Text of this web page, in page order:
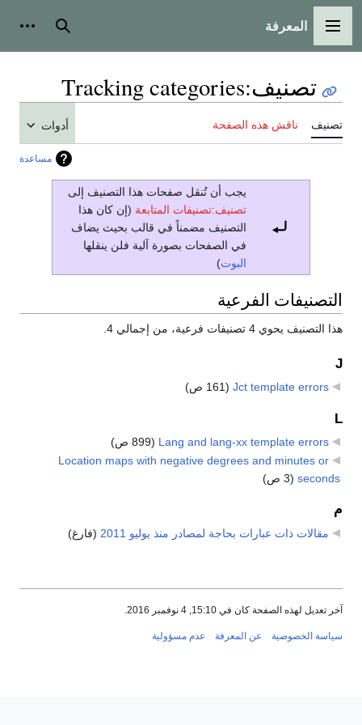
القائمة الرئيسية
المعرفة بحث
تصنيف:
Tracking categories
تصنيف ناقش هذه الصفحة أدوات
مساعدة
يجب أن تُنقل صفحات هذا التصنيف إلى
تصنيف:تصنيفات المتابعة (إن كان هذا
التصنيف مضمناً في قالب بحيث يضاف
في الصفحات بصورة آلية فلن ينقلها
البوت)
التصنيفات الفرعية
هذا التصنيف يحوي 4 تصنيفات فرعية، من إجمالي 4.
J
Jct template errors (161 ص)
L
Lang and lang-xx template errors (899 ص)
Location maps with negative degrees and minutes or
seconds (3 ص)
م
مقالات ذات عبارات بحاجة لمصادر منذ يوليو 2011 (فارغ)
آخر تعديل لهذه الصفحة كان في 15:10, 4 نوفمبر 2016.
سياسة الخصوصية عن المعرفة عدم مسؤولية